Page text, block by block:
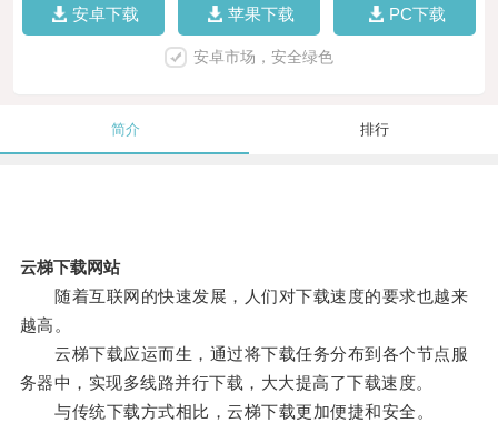
安卓下载 苹果下载 PC下载
安卓市场，安全绿色
简介 排行
云梯下载网站
随着互联网的快速发展，人们对下载速度的要求也越来
越高。
云梯下载应运而生，通过将下载任务分布到各个节点服
务器中，实现多线路并行下载，大大提高了下载速度。
与传统下载方式相比，云梯下载更加便捷和安全。